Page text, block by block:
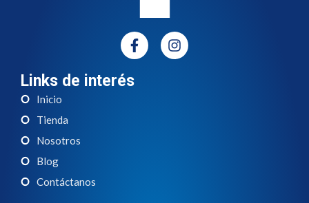
Links de interés
Inicio
Tienda
Nosotros
Blog
Contáctanos